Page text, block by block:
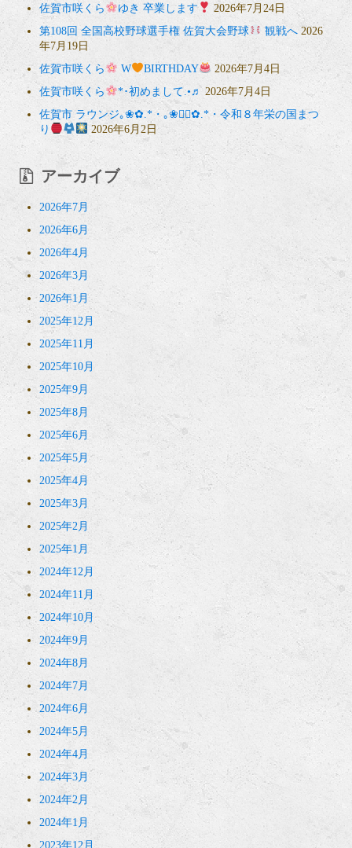
佐賀市咲くら ゆき 卒業します
2026年7月24日
第108回 全国高校野球選手権 佐賀大会野球
観戦へ 2026
年7月19日
佐賀市咲くら
W BIRTHDAY
2026年7月4日
佐賀市咲くら
*･初めまして.•♬ 2026年7月4日
佐賀市 ラウンジ｡❀✿.*・｡❀❁⃘✿.*・令和８年栄の国まつ
り
2026年6月2日
アーカイブ
2026年7月
2026年6月
2026年4月
2026年3月
2026年1月
2025年12月
2025年11月
2025年10月
2025年9月
2025年8月
2025年6月
2025年5月
2025年4月
2025年3月
2025年2月
2025年1月
2024年12月
2024年11月
2024年10月
2024年9月
2024年8月
2024年7月
2024年6月
2024年5月
2024年4月
2024年3月
2024年2月
2024年1月
2023年12月